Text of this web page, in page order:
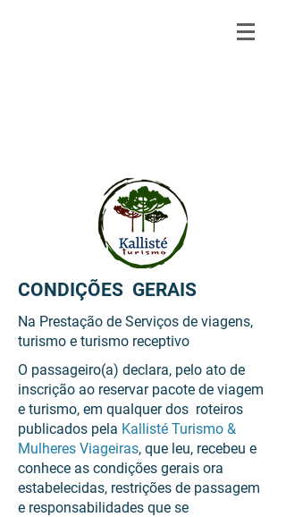
CONDIÇÕES GERAIS
Na Prestação de Serviços de viagens,
turismo e turismo receptivo
O passageiro(a) declara, pelo ato de
inscrição ao reservar pacote de viagem
e turismo, em qualquer dos roteiros
publicados pela Kallisté Turismo &
Mulheres Viageiras, que leu, recebeu e
conhece as condições gerais ora
estabelecidas, restrições de passagem
e responsabilidades que se